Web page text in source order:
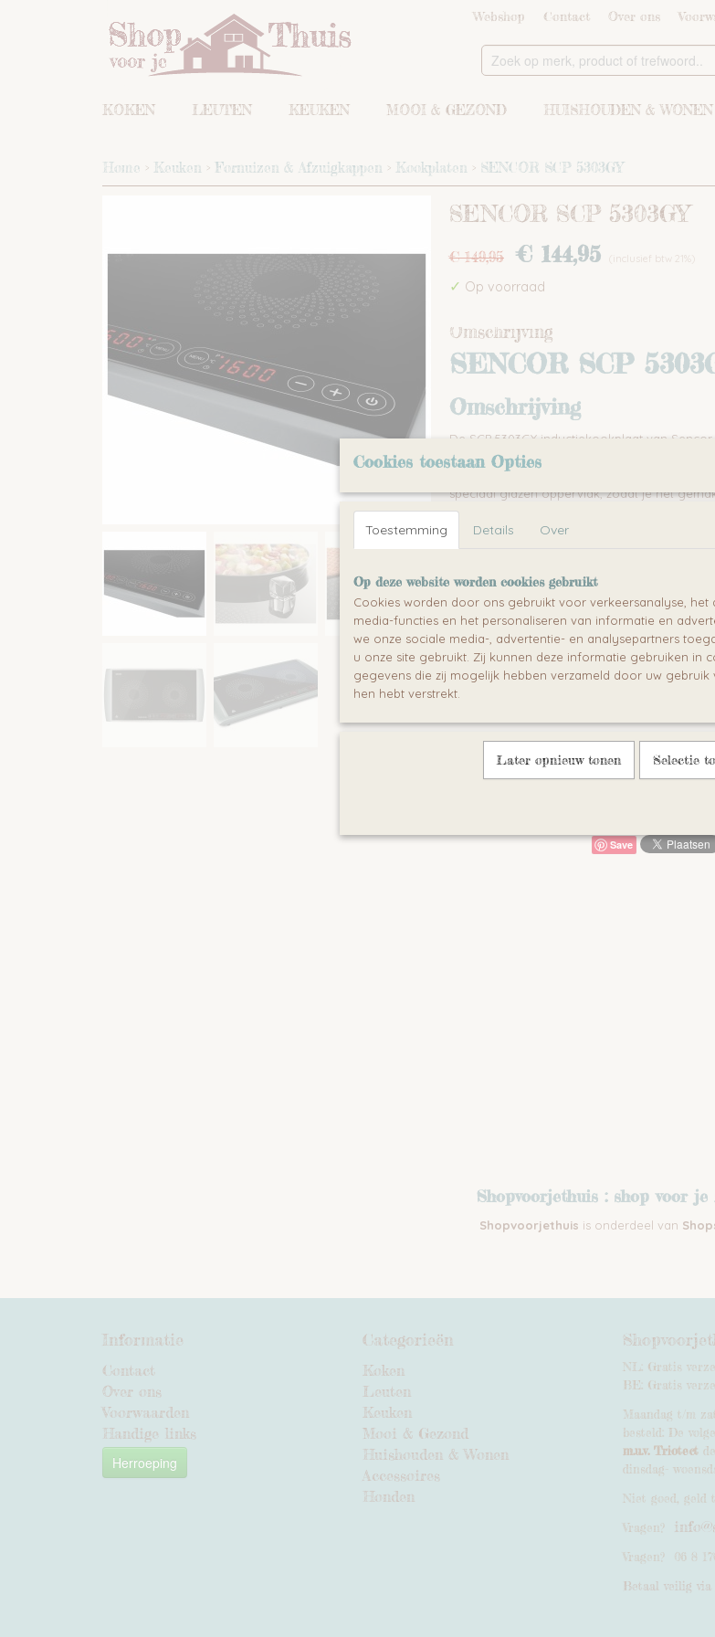
Webshop Contact Over ons
KOKEN LEUTEN KEUKEN MOOI & GEZOND HUISHOUDEN & WONEN
Home > Keuken > Fornuizen & Afzuigkappen > Kookplaten > SENCOR SCP 5303GY
SENCOR SCP 5303GY
€ 149,95 € 144,95 (inclusief btw 21%)
✓ Op voorraad
Omschrijving
SENCOR SCP
Omschrijving
De SCP 5303GY inductiekookplaat van
een diameter van 14.5 en 16.7 cm. Dit houdt
met een diameter tussen de 12 en 19 cm.
speciaal glazen oppervlak, zodat je het
is voorzien van automatische
De kleine kookzone heeft een
kookzone maximaal 1600W.
Bescherming tegen oververhitting.
Belangrijke Kenmerken
De kleine kookzone heeft een vermogen
kookzone maximaal 1600W.
Bescherming tegen oververhitting.
Save
Shopvoorjethuis : shop voor je
Shopvoorjethuis is onderdeel van
Informatie
Contact
Over ons
Voorwaarden
Handige links
Herroeping
Categorieën
Koken
Leuten
Keuken
Mooi & Gezond
Huishouden & Wonen
Accessoires
Honden
NL: Gratis
BE: Gratis
Maandag t/m
besteld: De
m.u.v. Triotect
dinsdag-
Niet goed, geld
Vragen?
Vragen? 06 8
Betaal veilig
Cookies toestaan Opties
Toestemming Details Over
Op deze website worden cookies gebruikt
Cookies worden door ons gebruikt voor verkeersanalyse, het
media-functies en het personaliseren van informatie en
we onze sociale media-, advertentie- en analysepartners
u onze site gebruikt. Zij kunnen deze informatie gebruiken in
gegevens die zij mogelijk hebben verzameld door uw gebruik
hen hebt verstrekt.
Later opnieuw tonen Selectie